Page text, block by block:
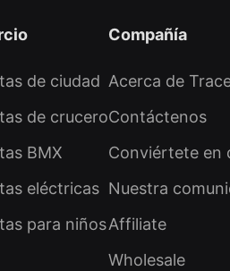
de ciudad
de crucero
BMX
eléctricas
para niños
Compañía
Acerca de
Contáctenos
Conviértete en
Nuestra
Affiliate
Wholesale